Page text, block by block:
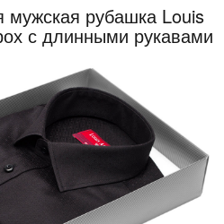
мужская рубашка Louis
с длинными рукавами